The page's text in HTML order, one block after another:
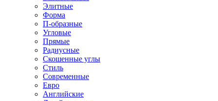
Элитные
Форма
П-образные
Угловые
Прямые
Радиусные
Скошенные углы
Стиль
Современные
Евро
Английские